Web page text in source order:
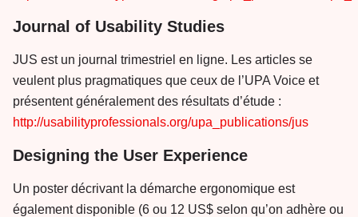
Journal of Usability Studies
JUS est un journal trimestriel en ligne. Les articles se
veulent plus pragmatiques que ceux de l’UPA Voice et
présentent généralement des résultats d’étude :
http://usabilityprofessionals.org/upa_publications/jus
Designing the User Experience
Un poster décrivant la démarche ergonomique est
également disponible (6 ou 12 US$ selon qu’on adhère ou